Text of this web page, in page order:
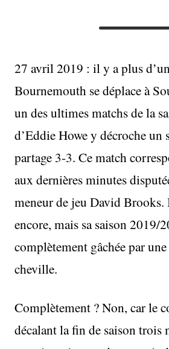
27 avril 2019 : il y a plus
Bournemouth se déplace à
un des ultimes matchs de la
d’Eddie Howe y décroche un
partage 3-3. Ce match
aux dernières minutes
meneur de jeu David Brooks.
encore, mais sa saison 2019/
complètement gâchée par
cheville.
Complètement ? Non, car le
décalant la fin de saison trois